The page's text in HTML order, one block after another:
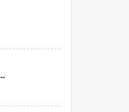
ΓΙΑ ΤΙΣ